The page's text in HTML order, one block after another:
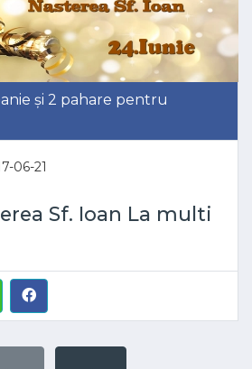
și 2 pahare pentru
06-21
Sf. Ioan La multi